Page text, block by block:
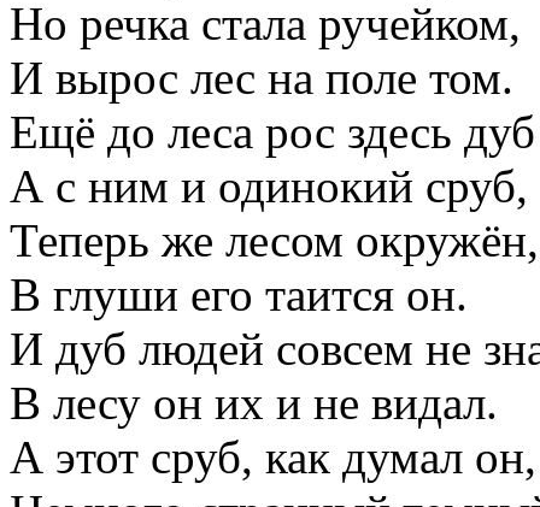
Но речка стала ручейком,
И вырос лес на поле том.
Ещё до леса рос здесь дуб
А с ним и одинокий сруб,
Теперь же лесом окружён,
В глуши его таится он.
И дуб людей совсем не
В лесу он их и не видал.
А этот сруб, как думал он,